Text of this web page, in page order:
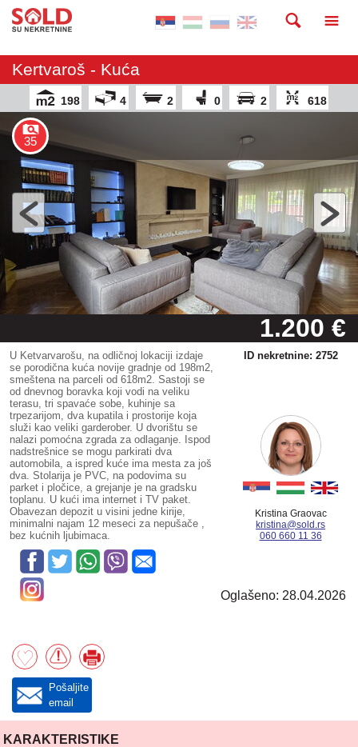
Kertvaroš - Kuća
198 4 2 0 2 618
35
1.200 €
U Ketvarvarošu, na odličnoj lokaciji izdaje
se porodična kuća novije gradnje od 198m2,
smeštena na parceli od 618m2. Sastoji se
od dnevnog boravka koji vodi na veliku
terasu, tri spavaće sobe, kuhinje sa
trpezarijom, dva kupatila i prostorije koja
služi kao veliki garderober. U dvorištu se
nalazi pomoćna zgrada za odlaganje. Ispod
nadstrešnice se mogu parkirati dva
automobila, a ispred kuće ima mesta za još
dva. Stolarija je PVC, na podovima su
parket i pločice, a grejanje je na gradsku
toplanu. U kući ima internet i TV paket.
Obavezan depozit u visini jedne kirije,
minimalni najam 12 meseci za nepušače ,
bez kućnih ljubimaca.
ID nekretnine: 2752
Kristina Graovac
kristina@sold.rs
060 660 11 36
Oglašeno: 28.04.2026
Pošaljite
email
KARAKTERISTIKE